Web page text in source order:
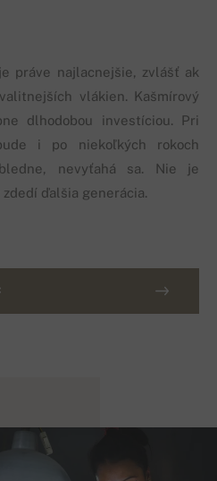
práve najlacnejšie, zvlášť ak
vlákien. Kašmírový
dlhodobou investíciou. Pri
i po niekoľkých rokoch
nevyťahá sa. Nie je
ďalšia generácia.